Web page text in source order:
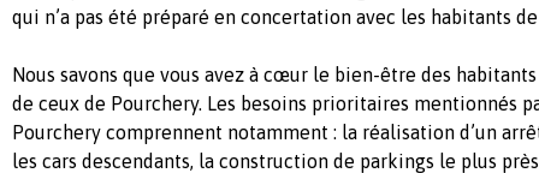
qui n’a pas été préparé en concertation avec les habitants
Nous savons que vous avez à cœur le bien-être des
de ceux de Pourchery. Les besoins prioritaires mentionnés
Pourchery comprennent notamment : la réalisation d’un
les cars descendants, la construction de parkings le plus